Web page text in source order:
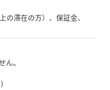
の滞在の方）、保証金、
。